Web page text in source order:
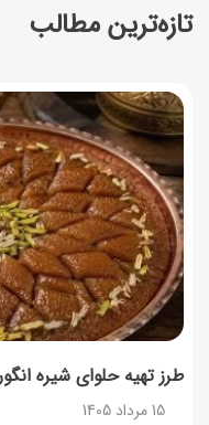
تازه‌ترین مطالب
طرز تهیه حلوای شیره
15 مرداد 1405
زمان شارژ
توصیه‌های
14 مرداد 1405
طرز تهیه
14 مرداد 1405
طرز تهیه
14 مرداد 1405